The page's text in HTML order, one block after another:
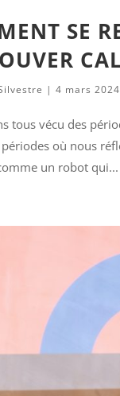
SE
|4 mars 2024
tous vécu des
périodes où nous
un robot qui...